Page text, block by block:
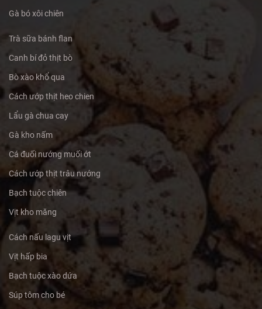
Gà bó xôi chiên
Trà sữa bánh flan
Canh bí đỏ thịt bò
Bò xào khổ qua
Cách ướp thịt heo chien
Lẩu gà chua cay
Gà kho nấm
Cá đuối nướng muối ớt
Cách ướp thịt trâu nướng
Bạch tuộc chiên
Vịt kho măng
Cách nấu lagu vịt
Vịt hấp bia
Bạch tuộc xào dứa
Súp tôm cho bé